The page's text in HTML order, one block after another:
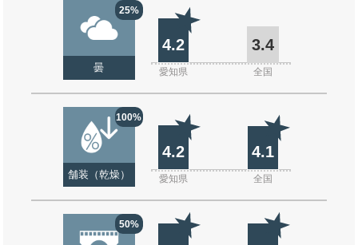
25%
曇
4.2 3.4
愛知県 全国
100%
舗装（乾燥）
4.2 4.1
愛知県 全国
50%